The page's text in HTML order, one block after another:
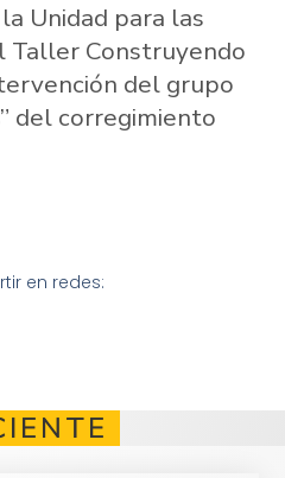
Unidad para las
Taller Construyendo
del grupo
del corregimiento
en redes: